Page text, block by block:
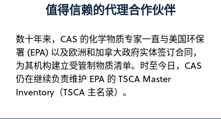
值得信赖的代理合作伙伴
数十年来，CAS 的化学物质专家一直与美国环保
署 (EPA) 以及欧洲和加拿大政府实体签订合同，
为其机构建立受管制物质清单。时至今日，CAS
仍在继续负责维护 EPA 的 TSCA Master
Inventory（TSCA 主名录）。